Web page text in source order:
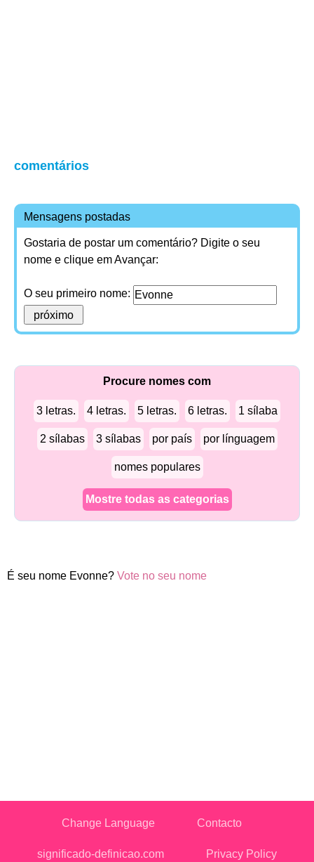
comentários
Mensagens postadas
Gostaria de postar um comentário? Digite o seu
nome e clique em Avançar:
O seu primeiro nome:
Procure nomes com
3 letras. 4 letras. 5 letras. 6 letras. 1 sílaba
2 sílabas 3 sílabas por país por línguagem
nomes populares
Mostre todas as categorias
É seu nome Evonne? Vote no seu nome
Change Language Contacto
significado-definicao.com Privacy Policy